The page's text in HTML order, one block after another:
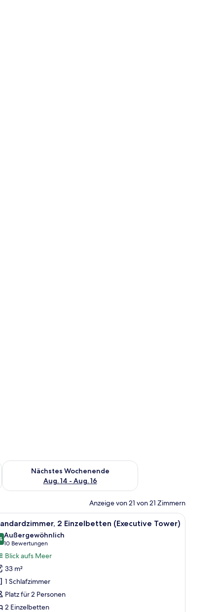
Aug. 7 - Aug. 9.
Nächstes Wochenende
Aug. 14 - Aug. 16
Überprüfe die Verfügbarkeit für nächstes Wochenende, Aug.
Anzeige von 21 von 21 Zimmern
durchgegangene Tür erkennbaren Badezimmer.
Bett, einem Schreibtisch mit Stuhl, einer kleinen Sitzecke und
Ein Hotelzimmer mit zwei Betten, einem
8 2 Einzelbetten (Executive Tower)
von 10
Außergewöhnlich
10 Bewertungen
(10
Bewertungen)
Blick aufs Meer
33 m²
1 Schlafzimmer
Platz für 2 Personen
2 Einzelbetten